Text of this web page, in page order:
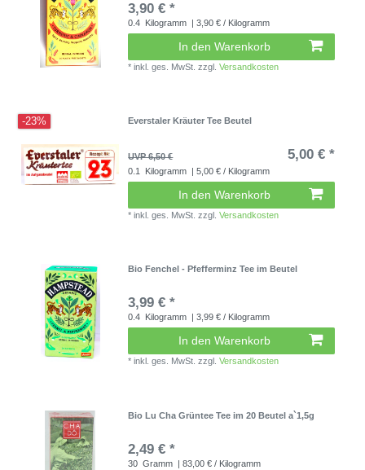
3,90 € *
0.4 Kilogramm | 3,90 € / Kilogramm
In den Warenkorb
*inkl. ges. MwSt. zzgl.Versandkosten
-23% Everstaler Kräuter Tee Beutel
UVP 6,50 € 5,00 € *
0.1 Kilogramm | 5,00 € / Kilogramm
In den Warenkorb
*inkl. ges. MwSt. zzgl.Versandkosten
Bio Fenchel - Pfefferminz Tee im Beutel
3,99 € *
0.4 Kilogramm | 3,99 € / Kilogramm
In den Warenkorb
*inkl. ges. MwSt. zzgl.Versandkosten
Bio Lu Cha Grüntee Tee im 20 Beutel a`1,5g
2,49 € *
30 Gramm | 83,00 € / Kilogramm